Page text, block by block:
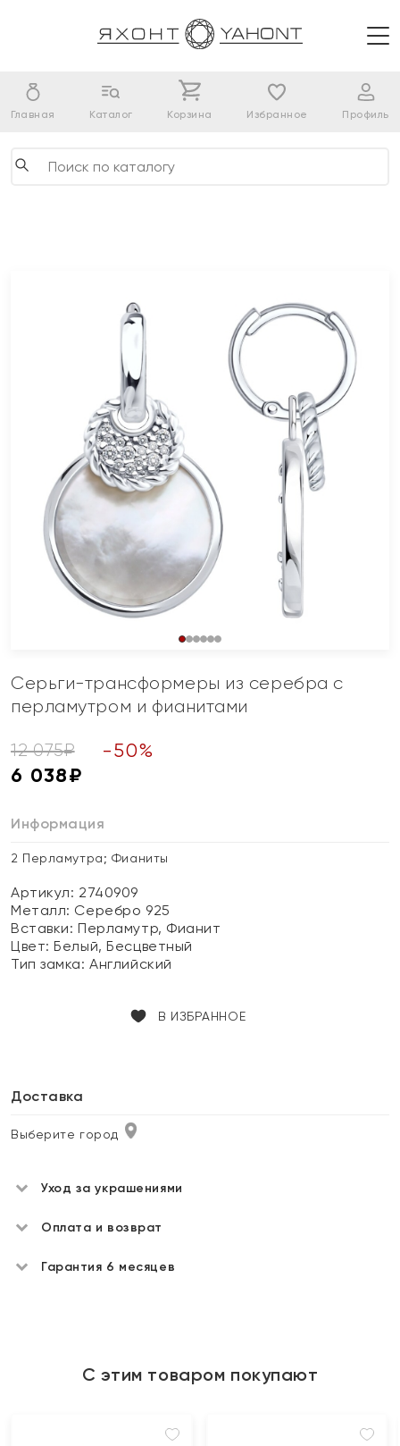
Главная Каталог Корзина Избранное Профиль
Серьги-трансформеры из серебра с
перламутром и фианитами
12 075₽ -50%
6 038₽
Информация
2 Перламутра; Фианиты
Артикул: 2740909
Металл: Серебро 925
Вставки:Перламутр, Фианит
Цвет:Белый, Бесцветный
Тип замка:Английский
В ИЗБРАННОЕ
Доставка
Выберите город
Уход за украшениями
Оплата и возврат
Гарантия 6 месяцев
С этим товаром покупают